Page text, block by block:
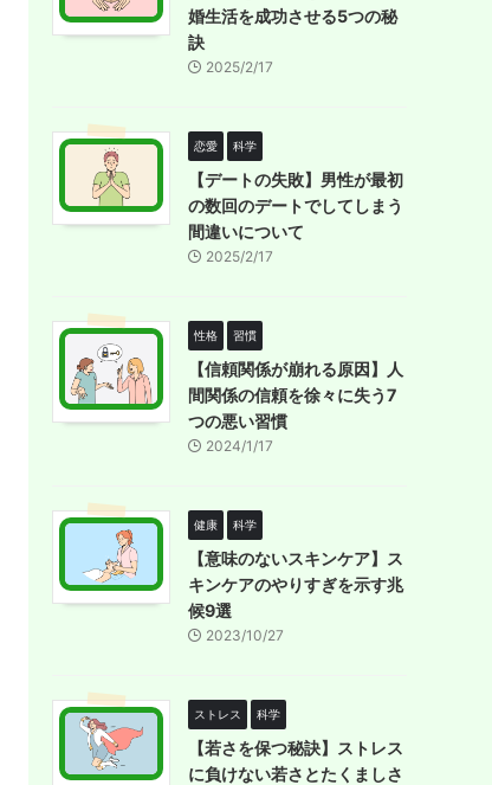
婚生活を成功させる5つの秘
訣
2025/2/17
恋愛 科学
【デートの失敗】男性が最初
の数回のデートでしてしまう
間違いについて
2025/2/17
性格 習慣
【信頼関係が崩れる原因】人
間関係の信頼を徐々に失う7
つの悪い習慣
2024/1/17
健康 科学
【意味のないスキンケア】ス
キンケアのやりすぎを示す兆
候9選
2023/10/27
ストレス 科学
【若さを保つ秘訣】ストレス
に負けない若さとたくましさ